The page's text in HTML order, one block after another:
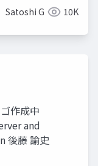
Satoshi G 10K
作成中
and
後藤 諭史